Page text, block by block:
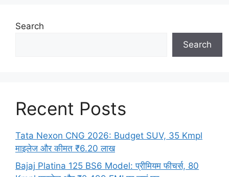
Search
Search
Recent Posts
Tata Nexon CNG 2026: Budget SUV, 35 Kmpl
माइलेज और कीमत ₹6.20 लाख
Bajaj Platina 125 BS6 Model: प्रीमियम फीचर्स, 80